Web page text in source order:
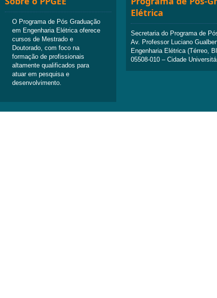
O Programa de Pós Graduação
em Engenharia Elétrica oferece
cursos de Mestrado e
Doutorado, com foco na
formação de profissionais
altamente qualificados para
atuar em pesquisa e
desenvolvimento.
Elétrica
Secretaria do Programa de
Av. Professor Luciano
Engenharia Elétrica (Térreo,
05508-010 – Cidade